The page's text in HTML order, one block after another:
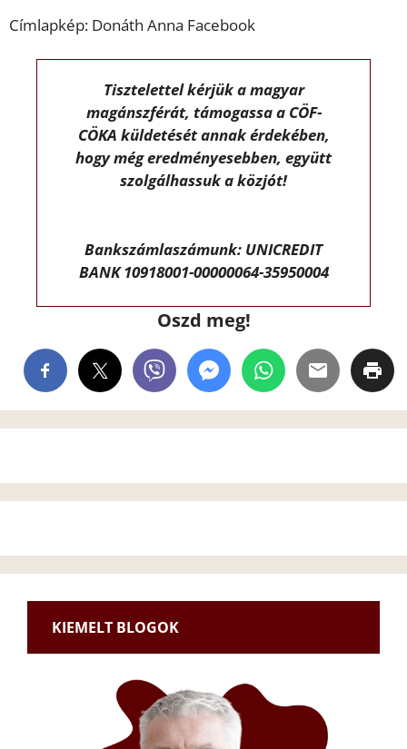
Címlapkép: Donáth Anna Facebook
Tisztelettel kérjük a magyar
magánszférát, támogassa a CÖF-
CÖKA küldetését annak érdekében,
hogy még eredményesebben, együtt
szolgálhassuk a közjót!
Bankszámlaszámunk: UNICREDIT
BANK 10918001-00000064-35950004
Oszd meg!
KIEMELT BLOGOK